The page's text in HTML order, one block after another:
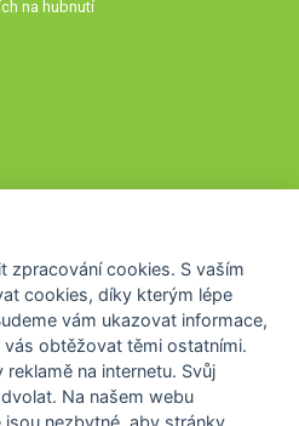
na hubnutí
zpracování cookies. S vaším
cookies, díky kterým lépe
vám ukazovat informace,
vás obtěžovat těmi ostatními.
na internetu. Svůj
Na našem webu
jsou nezbytné , aby stránky